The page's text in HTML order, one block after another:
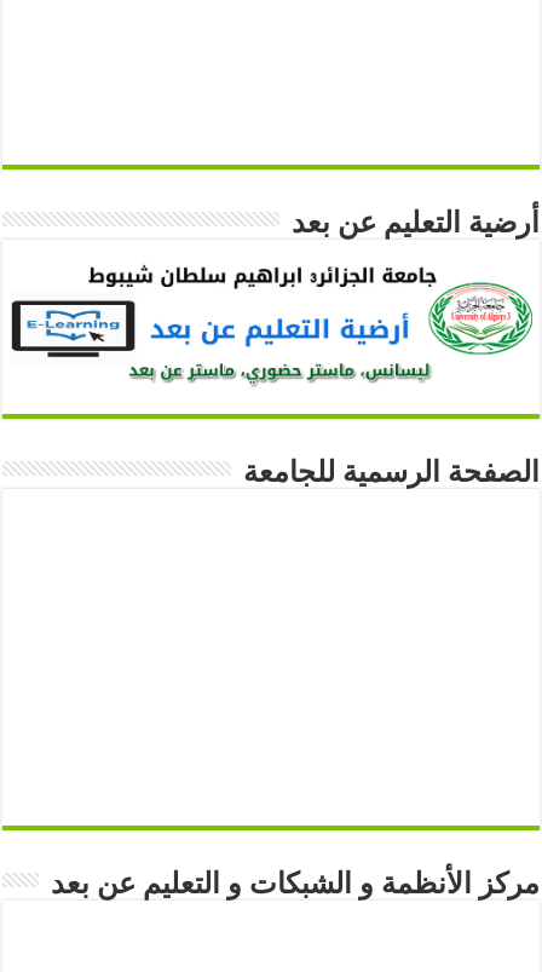
أرضية التعليم عن بعد
الصفحة الرسمية للجامعة
مركز الأنظمة و الشبكات و التعليم عن بعد